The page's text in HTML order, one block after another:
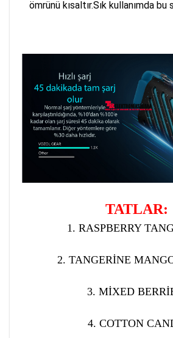
ömrünü kısaltır.Sık kullanımda bu
TATLAR:
1. RASPBERRY
2. TANGERİNE
3. MİXED
4. COTTON